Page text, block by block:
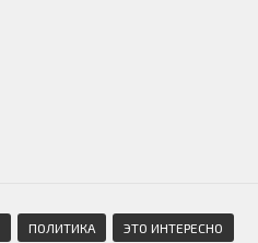
ПОЛИТИКА ЭТО ИНТЕРЕСНО